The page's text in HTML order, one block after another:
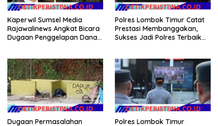
Kaperwil Sumsel Media
Rajawalinews Angkat Bicara
Dugaan Penggelapan Dana
Hilang 3 Bulan Bawa
Anggaran Pembangunan
Polres Lombok Timur Catat
Prestasi Membanggakan,
Sukses Jadi Polres Terbaik
Dugaan Permasalahan
Polres Lombok Timur